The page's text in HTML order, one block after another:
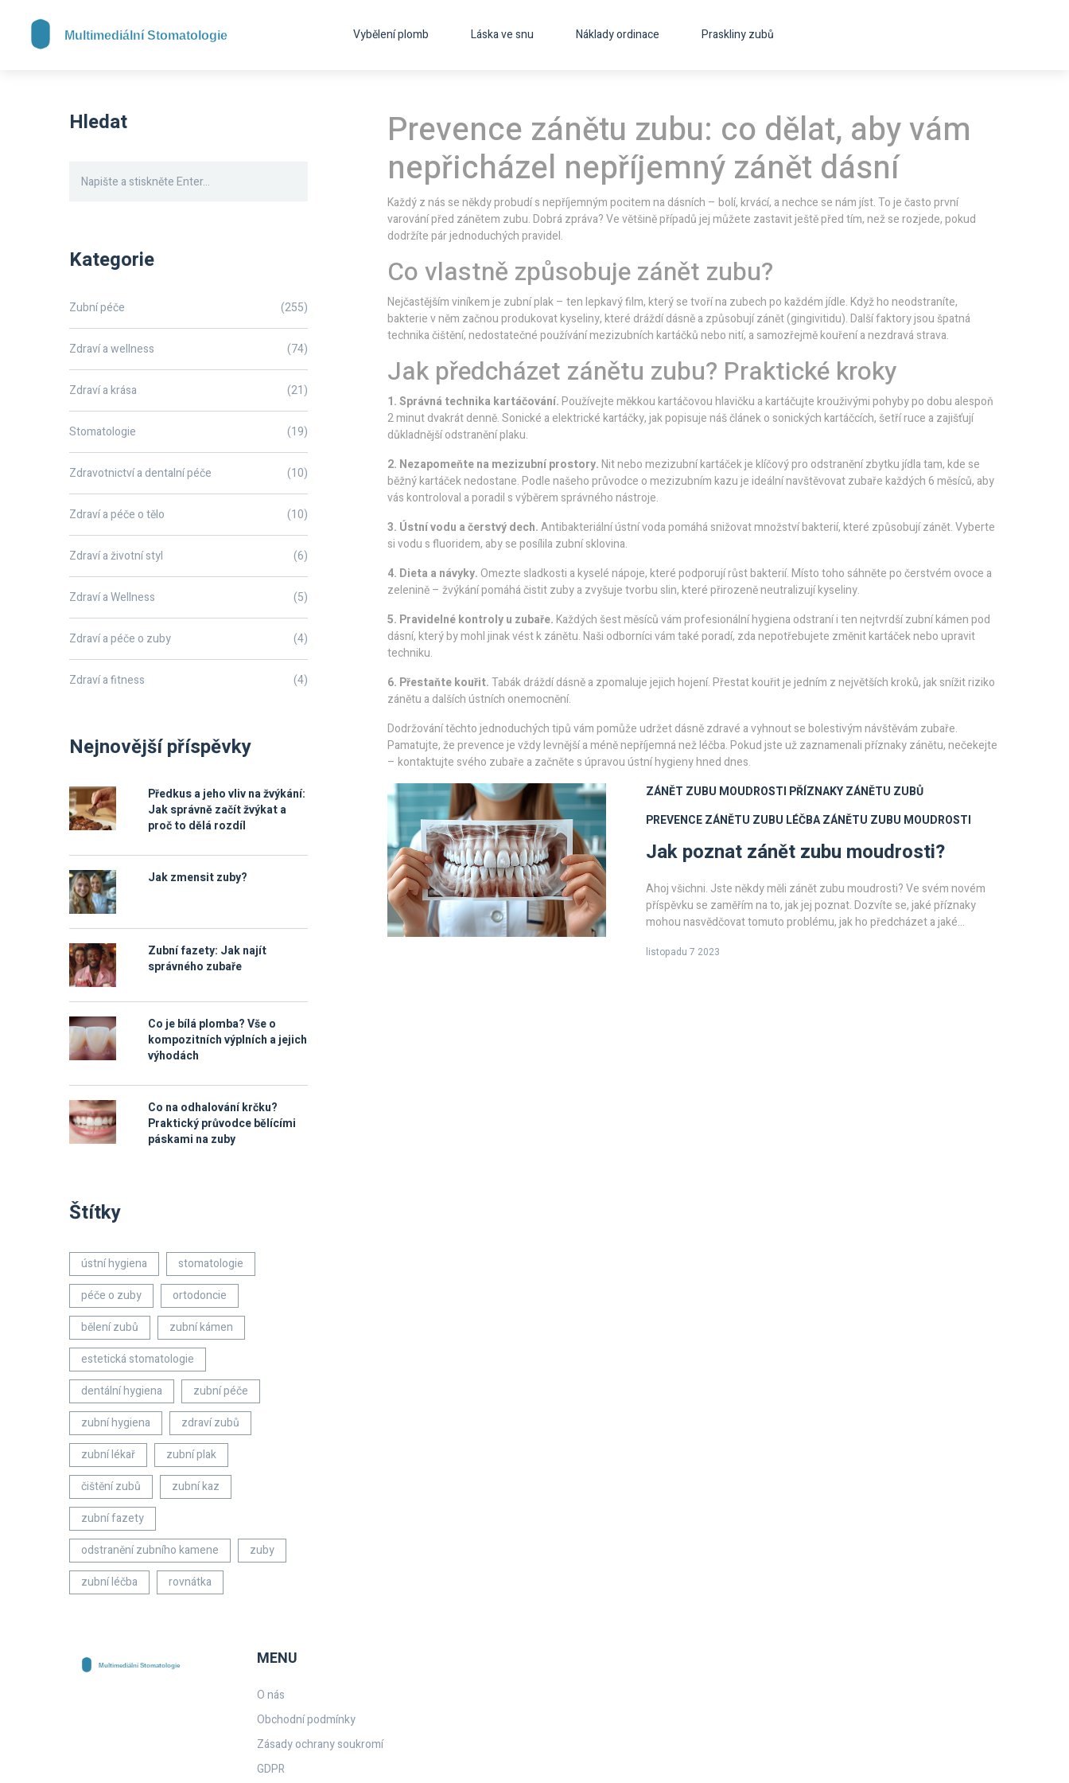
Vybělení plomb Láska ve snu Náklady ordinace Praskliny zubů
Prevence zánětu zubu: co dělat, aby vám
nepřicházel nepříjemný zánět dásní
Každý z nás se někdy probudí s nepříjemným pocitem na dásních – bolí, krvácí, a nechce se nám jíst. To je často první
varování před zánětem zubu. Dobrá zpráva? Ve většině případů jej můžete zastavit ještě před tím, než se rozjede, pokud
dodržíte pár jednoduchých pravidel.
Co vlastně způsobuje zánět zubu?
Nejčastějším viníkem je zubní plak – ten lepkavý film, který se tvoří na zubech po každém jídle. Když ho neodstraníte,
bakterie v něm začnou produkovat kyseliny, které dráždí dásně a způsobují zánět (gingivitidu). Další faktory jsou špatná
technika čištění, nedostatečné používání mezizubních kartáčků nebo nití, a samozřejmě kouření a nezdravá strava.
Jak předcházet zánětu zubu? Praktické kroky
1. Správná technika kartáčování.Používejte měkkou kartáčovou hlavičku a kartáčujte krouživými pohyby po dobu alespoň
2 minut dvakrát denně. Sonické a elektrické kartáčky, jak popisuje náš článek o sonických kartáčcích, šetří ruce a zajišťují
důkladnější odstranění plaku.
2. Nezapomeňte na mezizubní prostory.Nit nebo mezizubní kartáček je klíčový pro odstranění zbytku jídla tam, kde se
běžný kartáček nedostane. Podle našeho průvodce o mezizubním kazu je ideální navštěvovat zubaře každých 6 měsíců, aby
vás kontroloval a poradil s výběrem správného nástroje.
3. Ústní vodu a čerstvý dech.Antibakteriální ústní voda pomáhá snižovat množství bakterií, které způsobují zánět. Vyberte
si vodu s fluoridem, aby se posílila zubní sklovina.
4. Dieta a návyky.Omezte sladkosti a kyselé nápoje, které podporují růst bakterií. Místo toho sáhněte po čerstvém ovoce a
zelenině – žvýkání pomáhá čistit zuby a zvyšuje tvorbu slin, které přirozeně neutralizují kyseliny.
5. Pravidelné kontroly u zubaře.Každých šest měsíců vám profesionální hygiena odstraní i ten nejtvrdší zubní kámen pod
dásní, který by mohl jinak vést k zánětu. Naši odborníci vám také poradí, zda nepotřebujete změnit kartáček nebo upravit
techniku.
6. Přestaňte kouřit.Tabák dráždí dásně a zpomaluje jejich hojení. Přestat kouřit je jedním z největších kroků, jak snížit riziko
zánětu a dalších ústních onemocnění.
Dodržování těchto jednoduchých tipů vám pomůže udržet dásně zdravé a vyhnout se bolestivým návštěvám zubaře.
Pamatujte, že prevence je vždy levnější a méně nepříjemná než léčba. Pokud jste už zaznamenali příznaky zánětu, nečekejte
– kontaktujte svého zubaře a začněte s úpravou ústní hygieny hned dnes.
ZÁNĚT ZUBU MOUDROSTI PŘÍZNAKY ZÁNĚTU ZUBŮ
PREVENCE ZÁNĚTU ZUBU LÉČBA ZÁNĚTU ZUBU MOUDROSTI
Jak poznat zánět zubu moudrosti?
Ahoj všichni. Jste někdy měli zánět zubu moudrosti? Ve svém novém
příspěvku se zaměřím na to, jak jej poznat. Dozvíte se, jaké příznaky
mohou nasvědčovat tomuto problému, jak ho předcházet a jaké
porozumět této otázce a zacházet se svou ústní hygienou správným
listopadu 7 2023
Hledat
Kategorie
Zubní péče (255)
Zdraví a wellness (74)
Zdraví a krása (21)
Stomatologie (19)
Zdravotnictví a dentalní péče (10)
Zdraví a péče o tělo (10)
Zdraví a životní styl (6)
Zdraví a Wellness (5)
Zdraví a péče o zuby (4)
Zdraví a fitness (4)
Nejnovější příspěvky
Předkus a jeho vliv na žvýkání:
Jak správně začít žvýkat a
proč to dělá rozdíl
Jak zmensit zuby?
Zubní fazety: Jak najít
správného zubaře
Co je bílá plomba? Vše o
kompozitních výplních a jejich
výhodách
Co na odhalování krčku?
Praktický průvodce bělícími
páskami na zuby
Štítky
ústní hygiena
stomatologie
péče o zuby
ortodoncie
bělení zubů
zubní kámen
estetická stomatologie
dentální hygiena
zubní péče
zubní hygiena
zdraví zubů
zubní lékař
zubní plak
čištění zubů
zubní kaz
zubní fazety
odstranění zubního kamene
zuby
zubní léčba
rovnátka
MENU
O nás
Obchodní podmínky
Zásady ochrany soukromí
GDPR